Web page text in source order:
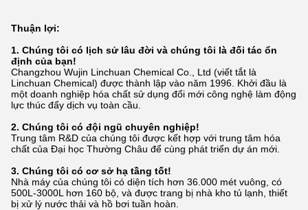
Thuận lợi:
1. Chúng tôi có lịch sử lâu đời và chúng tôi là đối tác ổn
định của bạn!
Changzhou Wujin Linchuan Chemical Co., Ltd (viết tắt là
Linchuan Chemical) được thành lập vào năm 1996. Khởi đầu là
một doanh nghiệp hóa chất sử dụng đổi mới công nghệ làm động
lực thúc đẩy dịch vụ toàn cầu.
2. Chúng tôi có đội ngũ chuyên nghiệp!
Trung tâm R&D của chúng tôi được kết hợp với trung tâm hóa
chất của Đại học Thường Châu để cùng phát triển dự án mới.
3. Chúng tôi có cơ sở hạ tầng tốt!
Nhà máy của chúng tôi có diện tích hơn 36.000 mét vuông, có
500L-3000L hơn 160 bộ, và được trang bị nhà kho tủ lạnh, thiết
bị xử lý nước thải và hồ bơi tuần hoàn.